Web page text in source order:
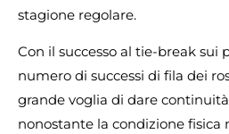
stagione regolare.
Con il successo al tie-break sui
numero di successi di fila dei
grande voglia di dare
nonostante la condizione fisica